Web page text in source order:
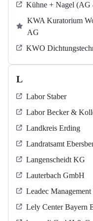
Kühne + Nagel
KWA Kuratorium
AG
KWO
L
Labor Staber
Labor Becker &
Landkreis Erding
Landratsamt
Langenscheidt KG
Lauterbach GmbH
Leadec
Lely Center Bayern